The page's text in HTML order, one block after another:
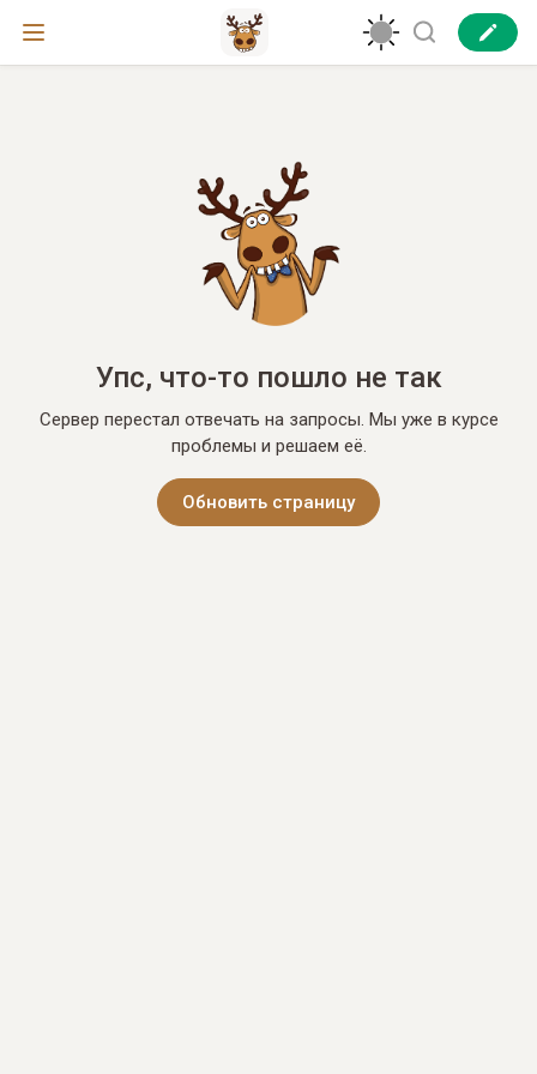
Упс, что-то пошло не так
Сервер перестал отвечать на запросы. Мы уже в курсе
проблемы и решаем её.
Обновить страницу